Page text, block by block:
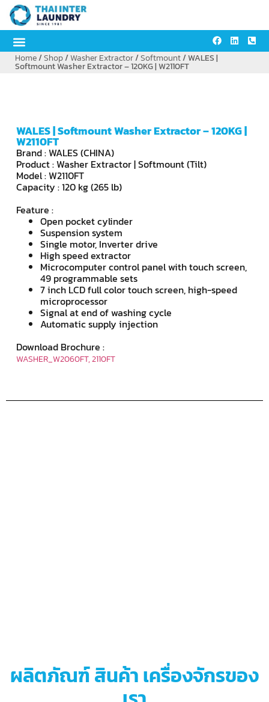
Home/Shop/Washer Extractor/Softmount/ WALES |
Softmount Washer Extractor – 120KG | W2110FT
WALES | Softmount Washer Extractor – 120KG |
W2110FT
Brand : WALES (CHINA)
Product : Washer Extractor | Softmount (Tilt)
Model : W2110FT
Capacity : 120 kg (265 lb)
Feature :
Open pocket cylinder
Suspension system
Single motor, Inverter drive
High speed extractor
Microcomputer control panel with touch screen,
49 programmable sets
7 inch LCD full color touch screen, high-speed
microprocessor
Signal at end of washing cycle
Automatic supply injection
Download Brochure :
WASHER_W2060FT, 2110FT
ผลิตภัณฑ์ สินค้า เครื่องจักรของ